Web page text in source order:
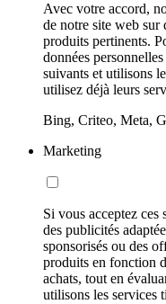
Avec votre accord,
de notre site web sur
produits pertinents.
données
suivants et utilisons
utilisez déjà leurs
Bing, Criteo, Meta,
Marketing
Si vous acceptez
des publicités
sponsorisés ou des
produits en fonction
achats, tout en
utilisons les services